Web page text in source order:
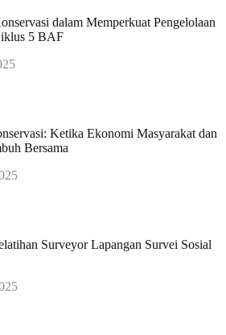
dalam Memperkuat Pengelolaan
5 BAF​
Ketika Ekonomi Masyarakat dan
Bersama
Surveyor Lapangan Survei Sosial